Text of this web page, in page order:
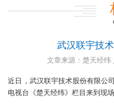
武汉联宇技
文章来源：楚天经纬
近日，武汉联宇技术股份有限公
电视台《楚天经纬》栏目来到现